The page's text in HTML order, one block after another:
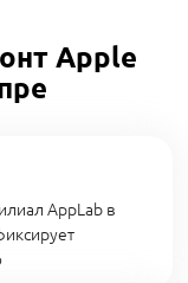
Apple
AppLab в